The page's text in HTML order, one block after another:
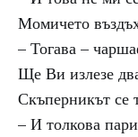
Момичето
– Тогава –
Ще Ви излезе
Скъперникът се
– И толкова